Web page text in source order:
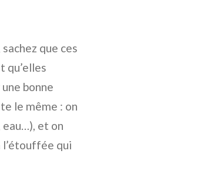
que ces
qu’elles
bonne
le même : on
et on
l’étouffée qui